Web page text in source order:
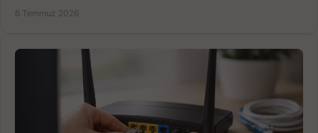
6 Temmuz 2026